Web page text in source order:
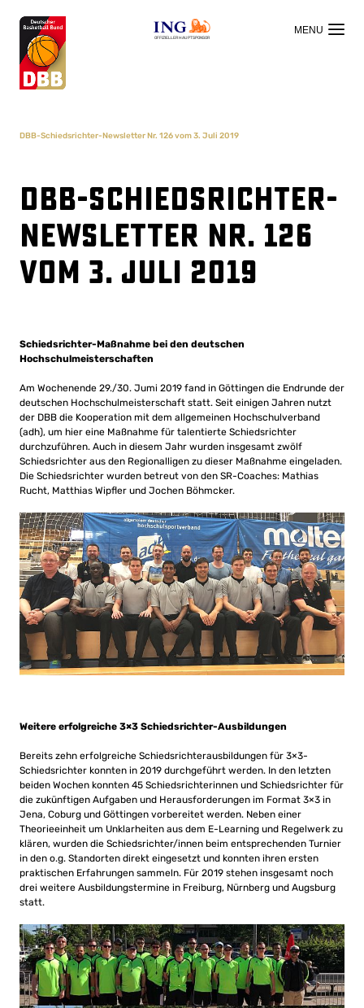
OFFIZIELLER HAUPTSPONSOR
DBB-Schiedsrichter-Newsletter Nr. 126 vom 3. Juli 2019
DBB-Schiedsrichter-
Newsletter Nr. 126
vom 3. Juli 2019
Schiedsrichter-Maßnahme bei den deutschen
Hochschulmeisterschaften
Am Wochenende 29./30. Jumi 2019 fand in Göttingen die Endrunde der
deutschen Hochschulmeisterschaft statt. Seit einigen Jahren nutzt
der DBB die Kooperation mit dem allgemeinen Hochschulverband
(adh), um hier eine Maßnahme für talentierte Schiedsrichter
durchzuführen. Auch in diesem Jahr wurden insgesamt zwölf
Schiedsrichter aus den Regionalligen zu dieser Maßnahme eingeladen.
Die Schiedsrichter wurden betreut von den SR-Coaches: Mathias
Rucht, Matthias Wipfler und Jochen Böhmcker.
Weitere erfolgreiche 3×3 Schiedsrichter-Ausbildungen
Bereits zehn erfolgreiche Schiedsrichterausbildungen für 3×3-
Schiedsrichter konnten in 2019 durchgeführt werden. In den letzten
beiden Wochen konnten 45 Schiedsrichterinnen und Schiedsrichter für
die zukünftigen Aufgaben und Herausforderungen im Format 3×3 in
Jena, Coburg und Göttingen vorbereitet werden. Neben einer
Theorieeinheit um Unklarheiten aus dem E-Learning und Regelwerk zu
klären, wurden die Schiedsrichter/innen beim entsprechenden Turnier
in den o.g. Standorten direkt eingesetzt und konnten ihren ersten
praktischen Erfahrungen sammeln. Für 2019 stehen insgesamt noch
drei weitere Ausbildungstermine in Freiburg, Nürnberg und Augsburg
statt.